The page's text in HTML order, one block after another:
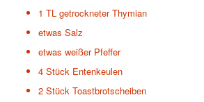
1 TL getrockneter Thymian
etwas Salz
etwas weißer Pfeffer
4 Stück Entenkeulen
2 Stück Toastbrotscheiben